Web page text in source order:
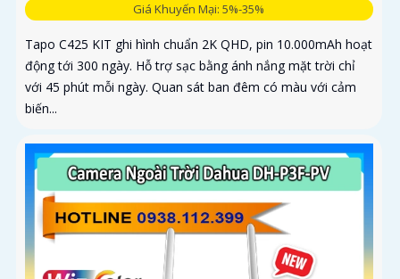
Giá Khuyến Mại: 5%-35%
Tapo C425 KIT ghi hình chuẩn 2K QHD, pin 10.000mAh hoạt
động tới 300 ngày. Hỗ trợ sạc bằng ánh nắng mặt trời chỉ
với 45 phút mỗi ngày. Quan sát ban đêm có màu với cảm
biến...